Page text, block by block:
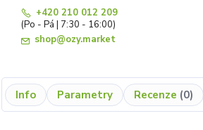
+420 210 012 209
(Po - Pá | 7:30 - 16:00)
shop@ozy.market
Info Parametry Recenze 0